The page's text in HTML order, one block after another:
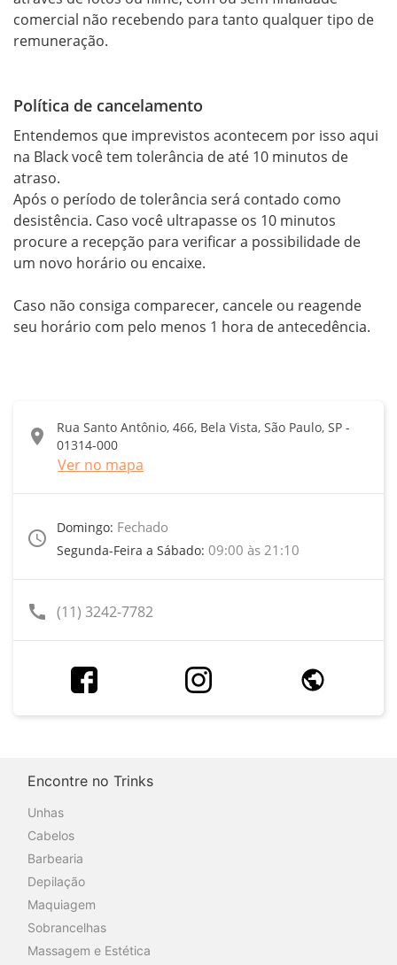
comercial não recebendo para tanto qualquer tipo de
remuneração.
Política de cancelamento
Entendemos que imprevistos acontecem por isso aqui
na Black você tem tolerância de até 10 minutos de
atraso.
Após o período de tolerância será contado como
desistência. Caso você ultrapasse os 10 minutos
procure a recepção para verificar a possibilidade de
um novo horário ou encaixe.
Caso não consiga comparecer, cancele ou reagende
seu horário com pelo menos 1 hora de antecedência.
location_on
Rua Santo Antônio, 466, Bela Vista, São Paulo, SP -
01314-000
Ver no mapa
access_time
Domingo: Fechado
Segunda-Feira a Sábado: 09:00 às 21:10
call (11) 3242-7782
Encontre no Trinks
Unhas
Cabelos
Barbearia
Depilação
Maquiagem
Sobrancelhas
Massagem e Estética